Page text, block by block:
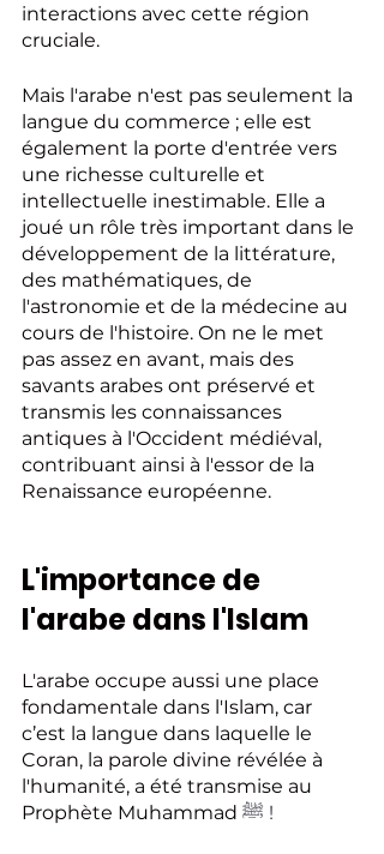
interactions avec cette région
cruciale.
Mais l'arabe n'est pas seulement la
langue du commerce ; elle est
également la porte d'entrée vers
une richesse culturelle et
intellectuelle inestimable. Elle a
joué un rôle très important dans le
développement de la littérature,
des mathématiques, de
l'astronomie et de la médecine au
cours de l'histoire. On ne le met
pas assez en avant, mais des
savants arabes ont préservé et
transmis les connaissances
antiques à l'Occident médiéval,
contribuant ainsi à l'essor de la
Renaissance européenne.
L'importance de
l'arabe dans l'Islam
L'arabe occupe aussi une place
fondamentale dans l'Islam, car
c’est la langue dans laquelle le
Coran, la parole divine révélée à
l'humanité, a été transmise au
Prophète Muhammad
ﷺ !